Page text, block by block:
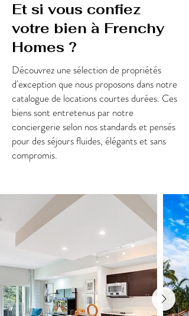
Et si vous confiez
votre bien à Frenchy
Homes ?
Découvrez une sélection de propriétés
d'exception que nous proposons dans notre
catalogue de locations courtes durées. Ces
biens sont entretenus par notre
conciergerie selon nos standards et pensés
pour des séjours fluides, élégants et sans
compromis.